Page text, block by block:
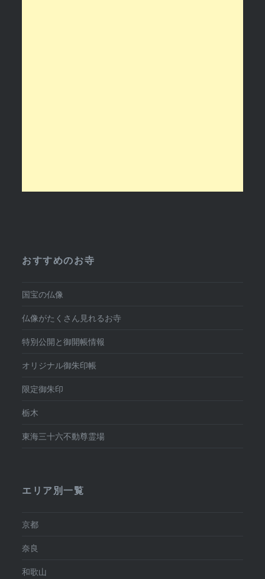
おすすめのお寺
国宝の仏像
仏像がたくさん見れるお寺
特別公開と御開帳情報
オリジナル御朱印帳
限定御朱印
栃木
東海三十六不動尊霊場
エリア別一覧
京都
奈良
和歌山